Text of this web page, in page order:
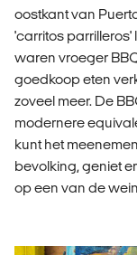
oostkant van
'carritos parrilleros'
waren vroeger
goedkoop eten
zoveel meer. De
modernere
kunt het
bevolking, geniet
op een van de